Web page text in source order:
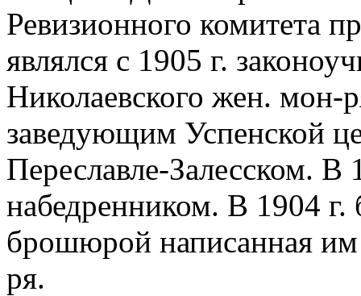
Ревизионного комитета
являлся с 1905 г.
Николаевского жен. мон-
заведующим Успенской
Переславле-Залесском. В
набедренником. В 1904 г.
брошюрой написанная им
ря.